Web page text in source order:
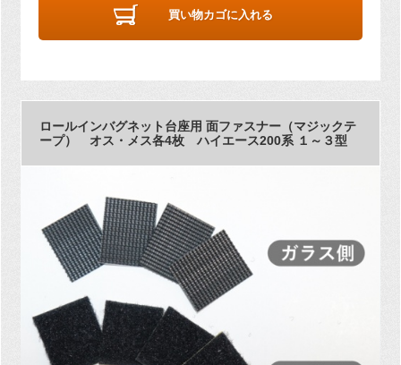
買い物カゴに入れる
ロールインバグネット台座用 面ファスナー（マジックテ
ープ） オス・メス各4枚 ハイエース200系 １～３型